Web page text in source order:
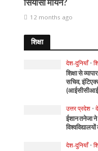
सियासी मायने?
12 months ago
शिक्षा
देश-दुनियाँ •
शिक्षा से
सचिव,
उत्तर प्रदेश •
ईशान तनेजा ने
देश-दुनियाँ •